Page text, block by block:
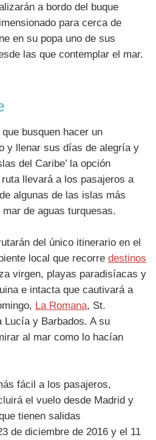
a bordo del buque
para cerca de
en su popa uno de sus
las que contemplar el mar.
busquen hacer un
y llenar sus días de alegría y
del Caribe’ la opción
llevará a los pasajeros a
algunas de las islas más
de aguas turquesas.
del único itinerario en el
local que recorre destinos
virgen, playas paradisíacas y
e intacta que cautivará a
La Romana, St.
Lucía y Barbados. A su
al mar como lo hacían
fácil a los pasajeros,
el vuelo desde Madrid y
tienen salidas
de diciembre de 2016 y el 11